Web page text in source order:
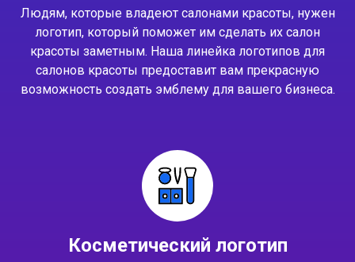
Людям, которые владеют салонами красоты, нужен
логотип, который поможет им сделать их салон
красоты заметным. Наша линейка логотипов для
салонов красоты предоставит вам прекрасную
возможность создать эмблему для вашего бизнеса.
Косметический логотип